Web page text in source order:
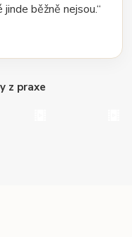
běžně nejsou.“
z praxe